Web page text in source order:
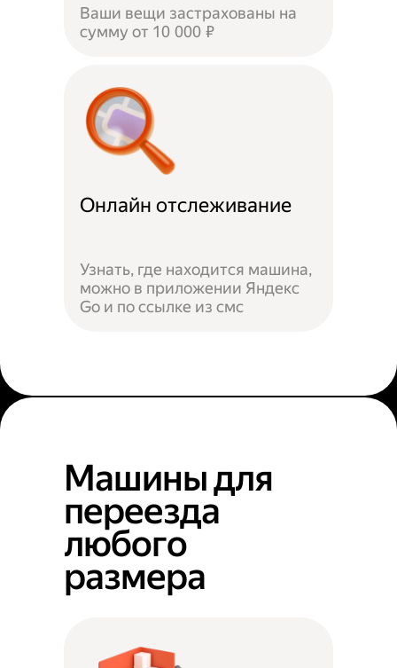
Ваши вещи застрахованы на
сумму от 10 000 ₽
Онлайн отслеживание
Узнать, где находится машина,
можно в приложении Яндекс
Go и по ссылке из смс
Машины для
переезда
любого
размера